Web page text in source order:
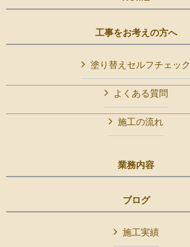
工事をお考えの方へ
塗り替えセルフチェック
よくある質問
施工の流れ
業務内容
ブログ
施工実績